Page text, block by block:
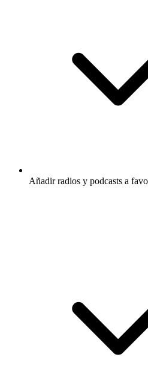
Añadir radios y podcasts a